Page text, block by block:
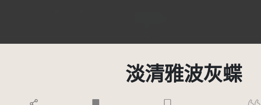
淡清雅波灰蝶